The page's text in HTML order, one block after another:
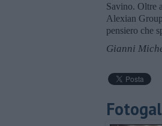
Savino. Oltre
Alexian
pensiero che
Gianni